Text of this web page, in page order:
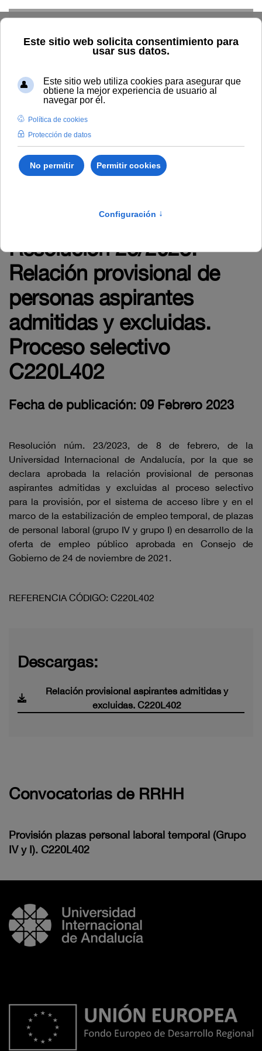
TIC G. Económica RRHH Audiovisuales Comunicación
Control Interno
Resolución 23/2023:
Relación provisional de
personas aspirantes
admitidas y excluidas.
Proceso selectivo
C220L402
Fecha de publicación: 09 Febrero 2023
Resolución núm. 23/2023, de 8 de febrero, de la
Universidad Internacional de Andalucía, por la que se
declara aprobada la relación provisional de personas
aspirantes admitidas y excluidas al proceso selectivo
para la provisión, por el sistema de acceso libre y en el
marco de la estabilización de empleo temporal, de plazas
de personal laboral (grupo IV y grupo I) en desarrollo de la
oferta de empleo público aprobada en Consejo de
Gobierno de 24 de noviembre de 2021.
REFERENCIA CÓDIGO: C220L402
Descargas:
Relación provisional aspirantes admitidas y
excluidas. C220L402
Convocatorias de RRHH
Provisión plazas personal laboral temporal (Grupo
IV y I). C220L402